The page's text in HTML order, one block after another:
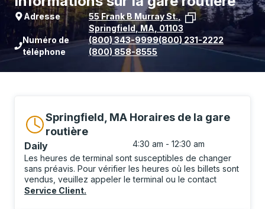
Adresse 55 Frank B Murray St.,
Springfield,MA 01103
Voir l'emplacement de l'arrêt sur
Numéro de
téléphone
(800) 343-9999(800) 231-2222
(800) 858-8555
Springfield, MA Horaires de la gare
routière
Daily
4:30 am - 12:30 am
Les heures de terminal sont susceptibles de changer
sans préavis. Pour vérifier les heures où les billets sont
vendus, veuillez appeler le terminal ou le contact
Service Client.